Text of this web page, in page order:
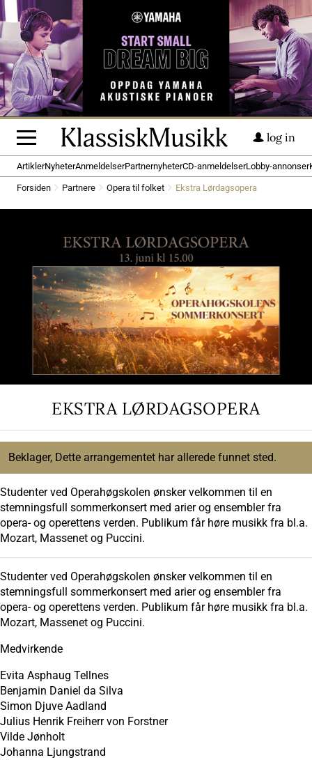
log in
ArtiklerNyheterAnmeldelserPartnernyheterCD-anmeldelserLobby-annonser
Forsiden Partnere Opera til folket Ekstra Lørdagsopera
EKSTRA LØRDAGSOPERA
Beklager, Dette arrangementet har allerede funnet sted.
Studenter ved Operahøgskolen ønsker velkommen til en
stemningsfull sommerkonsert med arier og ensembler fra
opera- og operettens verden. Publikum får høre musikk fra bl.a.
Mozart, Massenet og Puccini.
Studenter ved Operahøgskolen ønsker velkommen til en
stemningsfull sommerkonsert med arier og ensembler fra
opera- og operettens verden. Publikum får høre musikk fra bl.a.
Mozart, Massenet og Puccini.
Medvirkende
Evita Asphaug Tellnes
Benjamin Daniel da Silva
Simon Djuve Aadland
Julius Henrik Freiherr von Forstner
Vilde Jønholt
Johanna Ljungstrand